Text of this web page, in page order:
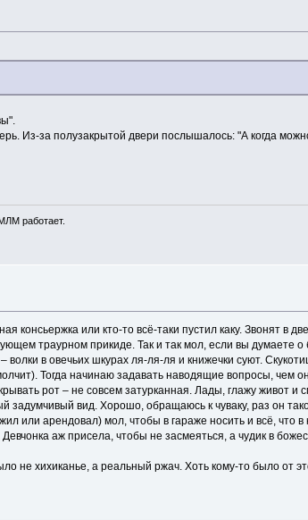
Из-за полузакрытой двери послышалось: "А когда
работает.
или кто-то всё-таки пустил каку. Звонят в
траурном прикиде. Так и так мол, если вы думаете
в овечьих шкурах ля-ля-ля и книжечки суют.
Тогда начинаю задавать наводящие вопросы, чем
рот – не совсем затурканная. Лады, глажу живот и
задумчивый вид. Хорошо, обращаюсь к чуваку, раз он
или арендовал) мол, чтобы в гараже носить и всё, что
аж присела, чтобы не засмеяться, а чудик в
не хихиканье, а реальный ржач. Хоть кому-то было от